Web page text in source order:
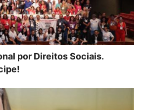
por Direitos Sociais.